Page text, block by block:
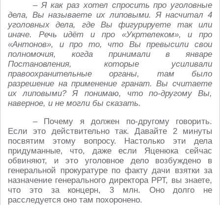
– Я как раз хотел спросить про уголовные
дела, Вы называете их липовыми. Я насчитал 4
уголовных дела, где Вы фигурируете так или
иначе. Речь идёт и про «Укртелеком», и про
«Антонов», и про то, что Вы превысили свои
полномочия, когда принимали в январе
Постановления, которые усиливали
правоохранительные органы, там было
разрешение на применение гранат. Вы считаете
их липовыми? Я понимаю, что по-другому Вы,
наверное, и не могли бы сказать.
– Почему я должен по-другому говорить.
Если это действительно так. Давайте 2 минуты
посвятим этому вопросу. Настолько эти дела
придуманные, что, даже если Яценюка сейчас
обвиняют, и это уголовное дело возбуждено в
генеральной прокуратуре по факту дачи взятки за
назначение генерального директора РРТ, вы знаете,
что это за концерн, 3 млн. Оно долго не
расследуется оно там похоронено.